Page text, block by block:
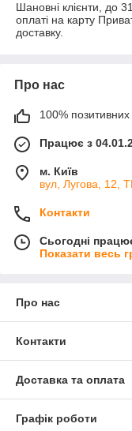
Шановні клієнти, до
оплаті на карту
доставку.
Про нас
100% позитивних
Працює з
м. Київ
вул, Лугова, 12,
Контакти
Сьогодні
Показати весь
Про нас
Контакти
Доставка та оплата
Графік роботи